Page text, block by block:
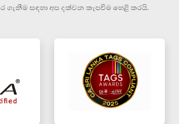
ගැනීම සඳහා අප දක්වන කැපවීම හෙළි කරයි.